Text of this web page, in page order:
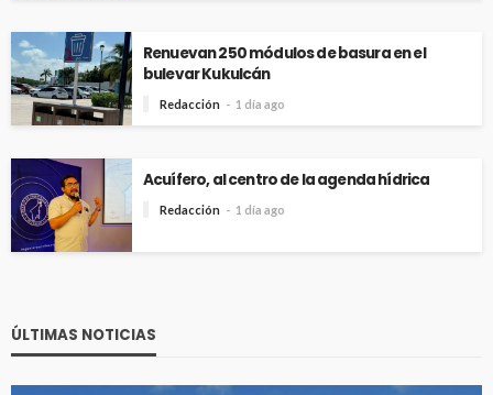
Renuevan 250 módulos de basura en el
bulevar Kukulcán
Redacción 1 día ago
Acuífero, al centro de la agenda hídrica
Redacción 1 día ago
ÚLTIMAS NOTICIAS